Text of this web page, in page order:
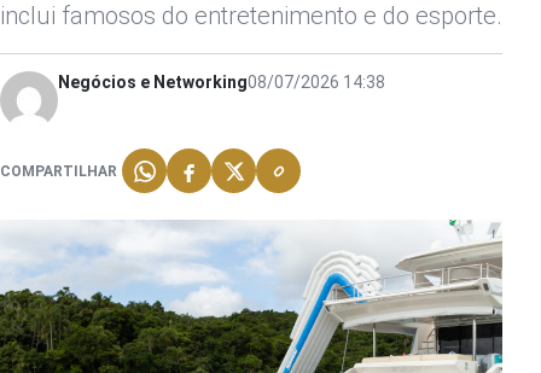
inclui famosos do entretenimento e do esporte.
Negócios e Networking08/07/2026 14:38
COMPARTILHAR